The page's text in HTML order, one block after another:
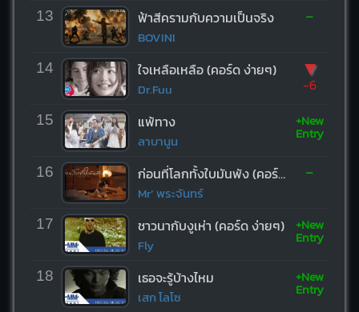
13 ฟ้าสีครามกับความเป็นจริง
BOVINI
-
14 ใจเหลือเหลือ (คอร์ด ง่ายๆ)
Dr.Fuu
▼
-6
15 แพ้ทาง
ลาบานูน
+New
Entry
16 ก่อนที่โลกทั้งใบมันพัง (คอร์ด ง่ายๆ)
Mr’ พระจันทร์
-
17 ชาวนากับงูเห่า (คอร์ด ง่ายๆ)
Fly
+New
Entry
18 เธอจะรู้บ้างไหม
เสก โลโซ
+New
Entry